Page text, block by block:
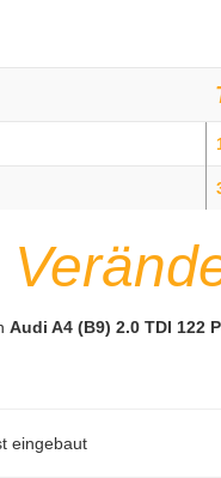
Audi A4 (B9) 2.0 TDI 122
eingebaut